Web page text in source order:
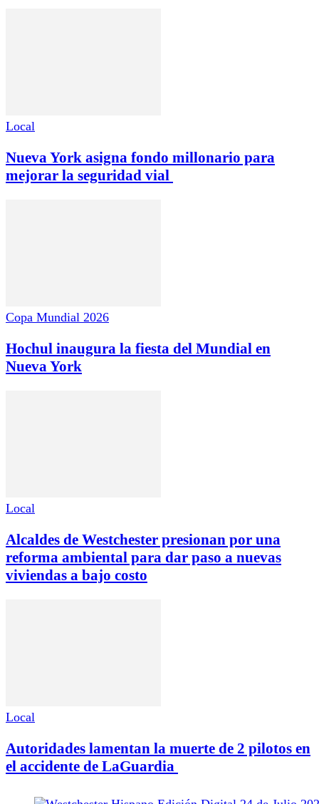
Local
Nueva York asigna fondo millonario para
mejorar la seguridad vial
Copa Mundial 2026
Hochul inaugura la fiesta del Mundial en
Nueva York
Local
Alcaldes de Westchester presionan por una
reforma ambiental para dar paso a nuevas
viviendas a bajo costo
Local
Autoridades lamentan la muerte de 2 pilotos en
el accidente de LaGuardia